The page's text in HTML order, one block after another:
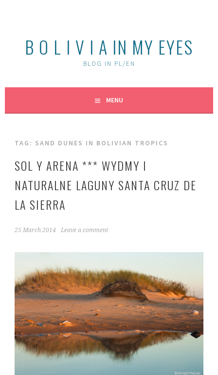
B O L I V I A IN MY EYES
BLOG IN PL/EN
MENU
TAG: SAND DUNES IN BOLIVIAN TROPICS
SOL Y ARENA *** WYDMY I
NATURALNE LAGUNY SANTA CRUZ DE
LA SIERRA
25 March 2014 Leave a comment